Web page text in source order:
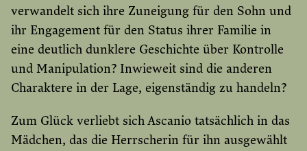
verwandelt sich ihre Zuneigung für den Sohn und
ihr Engagement für den Status ihrer Familie in
eine deutlich dunklere Geschichte über Kontrolle
und Manipulation? Inwieweit sind die anderen
Charaktere in der Lage, eigenständig zu handeln?
Zum Glück verliebt sich Ascanio tatsächlich in das
Mädchen, das die Herrscherin für ihn ausgewählt